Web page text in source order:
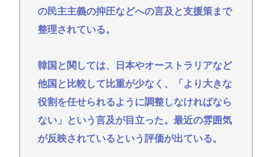
の民主主義の抑圧などへの言及と支援策まで
整理されている。
韓国と関しては、日本やオーストラリアなど
他国と比較して比重が少なく、「より大きな
役割を任せられるように調整しなければなら
ない」という言及が目立った。最近の雰囲気
が反映されているという評価が出ている。